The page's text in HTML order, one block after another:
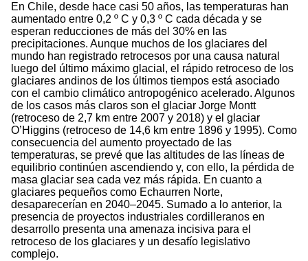
En Chile, desde hace casi 50 años, las temperaturas han
aumentado entre 0,2 º C y 0,3 º C cada década y se
esperan reducciones de más del 30% en las
precipitaciones. Aunque muchos de los glaciares del
mundo han registrado retrocesos por una causa natural
luego del último máximo glacial, el rápido retroceso de los
glaciares andinos de los últimos tiempos está asociado
con el cambio climático antropogénico acelerado. Algunos
de los casos más claros son el glaciar Jorge Montt
(retroceso de 2,7 km entre 2007 y 2018) y el glaciar
O’Higgins (retroceso de 14,6 km entre 1896 y 1995). Como
consecuencia del aumento proyectado de las
temperaturas, se prevé que las altitudes de las líneas de
equilibrio continúen ascendiendo y, con ello, la pérdida de
masa glaciar sea cada vez más rápida. En cuanto a
glaciares pequeños como Echaurren Norte,
desaparecerían en 2040–2045. Sumado a lo anterior, la
presencia de proyectos industriales cordilleranos en
desarrollo presenta una amenaza incisiva para el
retroceso de los glaciares y un desafío legislativo
complejo.